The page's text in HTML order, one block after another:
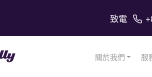
致電
關於我們 服